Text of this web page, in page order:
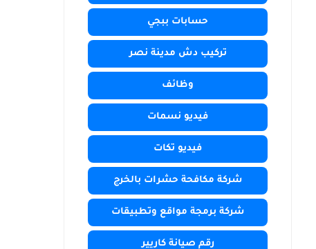
حسابات ببجي
تركيب دش مدينة نصر
وظائف
فيديو نسمات
فيديو تكات
شركة مكافحة حشرات بالخرج
شركة برمجة مواقع وتطبيقات
رقم صيانة كاريير